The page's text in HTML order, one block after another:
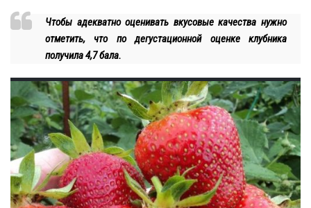
Чтобы адекватно оценивать вкусовые качества нужно
отметить, что по дегустационной оценке клубника
получила 4,7 бала.